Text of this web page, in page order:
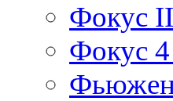
Фокус
Фокус